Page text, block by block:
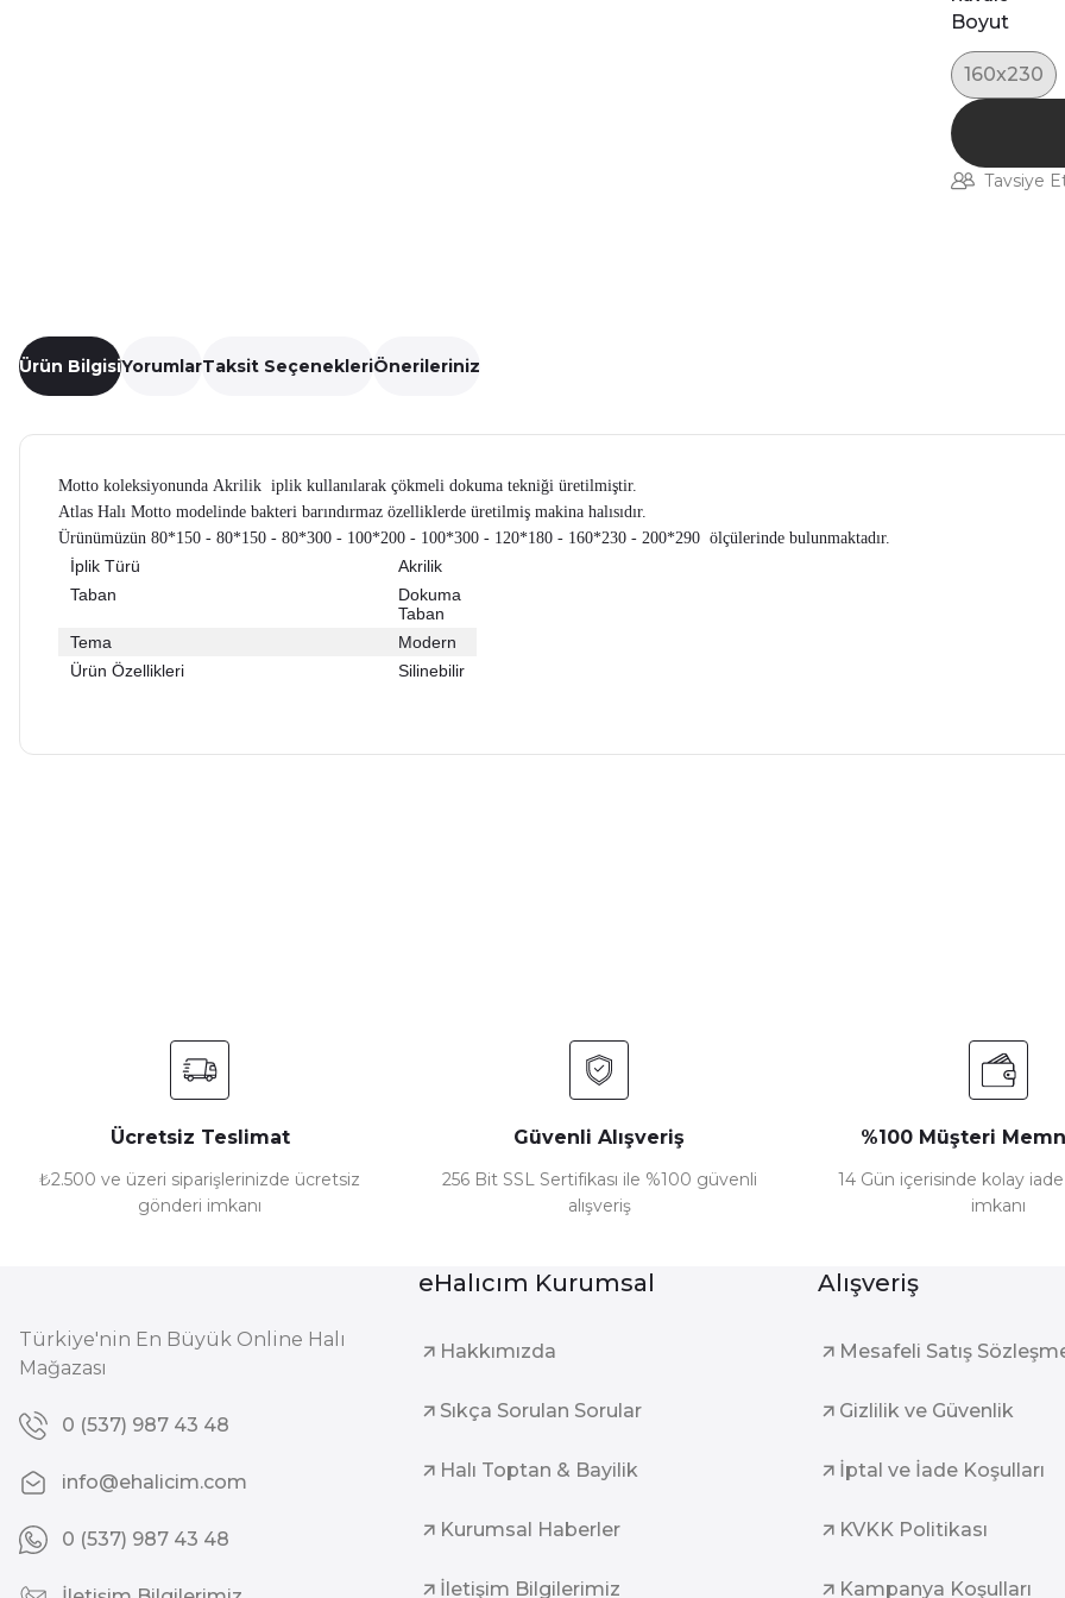
Boyut
160x230
Tavsiye
Ürün BilgisiYorumlarTaksit SeçenekleriÖnerileriniz
Motto koleksiyonunda Akrilik iplik kullanılarak çökmeli dokuma tekniği üretilmiştir.
Atlas Halı Motto modelinde bakteri barındırmaz özelliklerde üretilmiş makina halısıdır.
Ürünümüzün 80*150 - 80*150 - 80*300 - 100*200 - 100*300 - 120*180 - 160*230 - 200*290 ölçülerinde bulunmaktadır.
İplik Türü
Akrilik
Taban
Dokuma
Taban
Tema
Modern
Ürün Özellikleri
Silinebilir
Bu ürüne benzer farklı alternatifler olmalı.
Ücretsiz Teslimat
₺2.500 ve üzeri siparişlerinizde ücretsiz
gönderi imkanı
Güvenli Alışveriş
256 Bit SSL Sertifikası ile %100 güvenli
alışveriş
%100 Müşteri
14 Gün içerisinde kolay
imkanı
Türkiye'nin En Büyük Online Halı
Mağazası
0 (537) 987 43 48
info@ehalicim.com
0 (537) 987 43 48
eHalıcım Kurumsal
Hakkımızda
Sıkça Sorulan Sorular
Halı Toptan & Bayilik
Kurumsal Haberler
İletişim Bilgilerimiz
Alışveriş
Mesafeli Satış
Gizlilik ve Güvenlik
İptal ve İade Koşulları
KVKK Politikası
Kampanya Koşulları